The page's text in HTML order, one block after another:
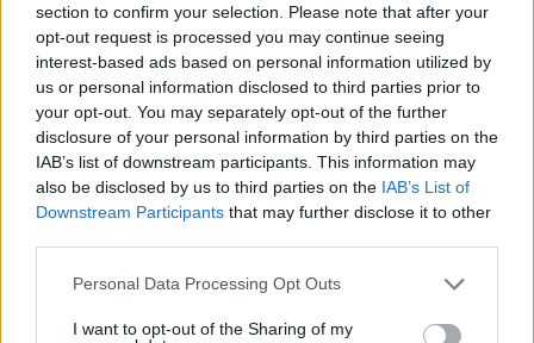
section to confirm your selection. Please note that after your
opt-out request is processed you may continue seeing
interest-based ads based on personal information utilized by
us or personal information disclosed to third parties prior to
your opt-out. You may separately opt-out of the further
disclosure of your personal information by third parties on the
IAB’s list of downstream participants. This information may
also be disclosed by us to third parties on the IAB’s List of
Downstream Participants that may further disclose it to other
Please note that this website/app uses one or more Google
not limited to your visit or usage behaviour. You may click to
Personal Data Processing Opt Outs
I want to opt-out of the Sharing of my